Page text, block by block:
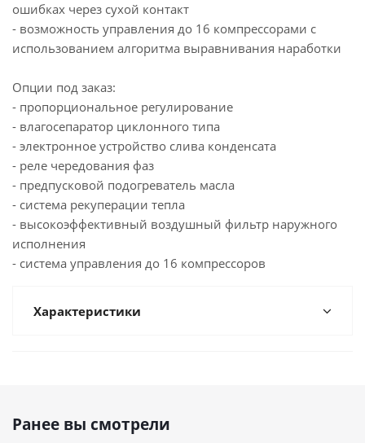
ошибках через сухой контакт
- возможность управления до 16 компрессорами с
использованием алгоритма выравнивания наработки
Опции под заказ:
- пропорциональное регулирование
- влагосепаратор циклонного типа
- электронное устройство слива конденсата
- реле чередования фаз
- предпусковой подогреватель масла
- система рекуперации тепла
- высокоэффективный воздушный фильтр наружного
исполнения
- система управления до 16 компрессоров
Характеристики
Ранее вы смотрели